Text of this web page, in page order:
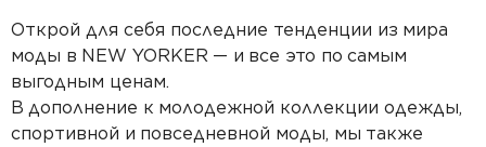
Открой для себя последние тенденции из мира
моды в NEW YORKER — и все это по самым
выгодным ценам.
В дополнение к молодежной коллекции одежды,
спортивной и повседневной моды, мы также